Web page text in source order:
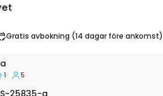
Gratis avbokning (14 dagar före ankomst)
(Hvar) A-25835-a
1 5
25835-a
25835-a